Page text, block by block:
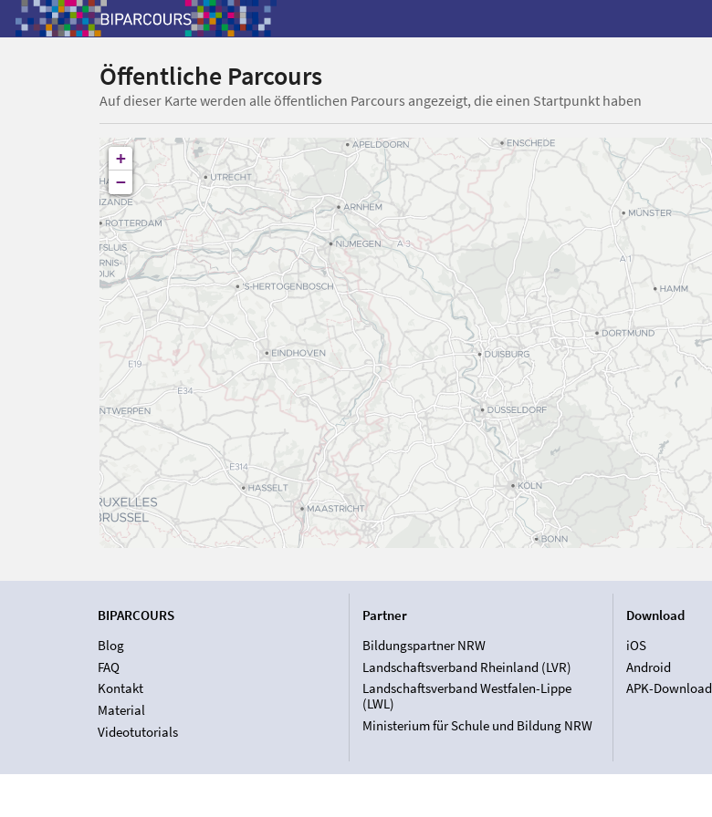
Öffentliche Parcours
Auf dieser Karte werden alle öffentlichen Parcours angezeigt, die einen Startpunkt haben
+
−
BIPARCOURS
Blog
FAQ
Kontakt
Material
Videotutorials
Partner
Bildungspartner NRW
Landschaftsverband Rheinland (LVR)
Landschaftsverband Westfalen-Lippe
(LWL)
Ministerium für Schule und Bildung NRW
Download
iOS
Android
APK-Download